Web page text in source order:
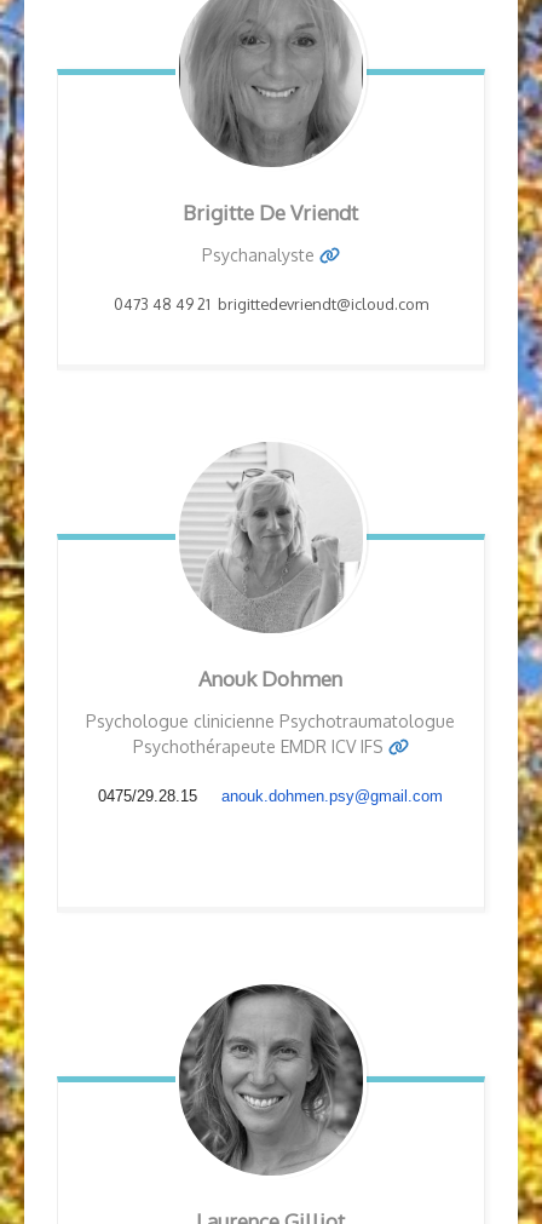
Brigitte De Vriendt
Psychanalyste
0473 48 49 21 brigittedevriendt@icloud.com
Anouk Dohmen
Psychologue clinicienne Psychotraumatologue
Psychothérapeute EMDR ICV IFS
0475/29.28.15anouk.dohmen.psy@gmail.com